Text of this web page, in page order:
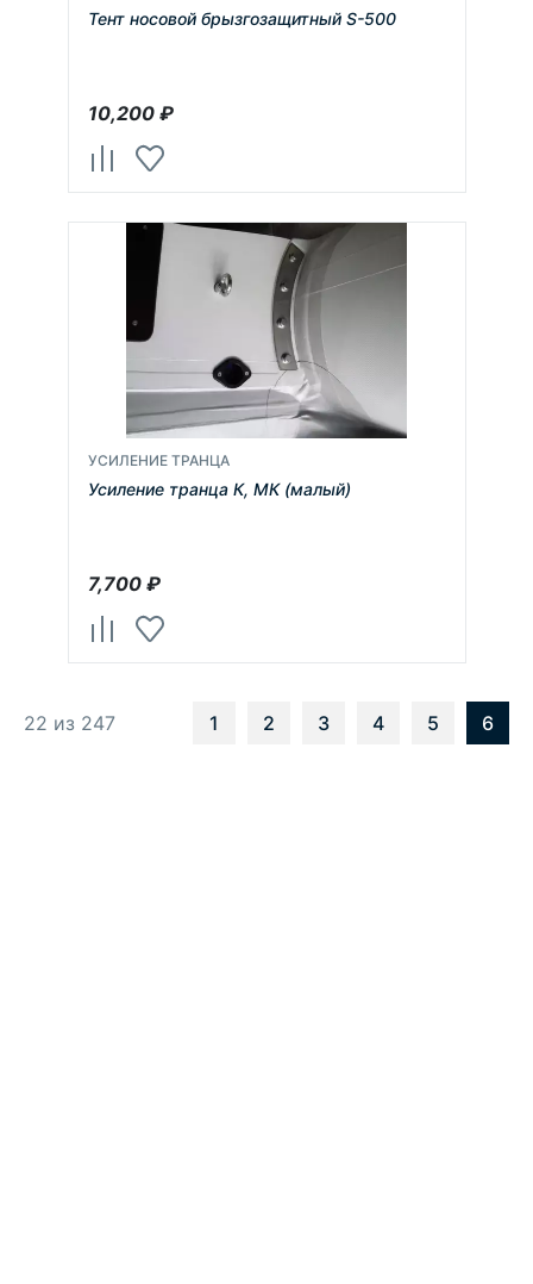
Тент носовой брызгозащитный S-500
10,200₽
УСИЛЕНИЕ ТРАНЦА
Усиление транца К, МК (малый)
7,700₽
22 из 247 1 2 3 4 5 6